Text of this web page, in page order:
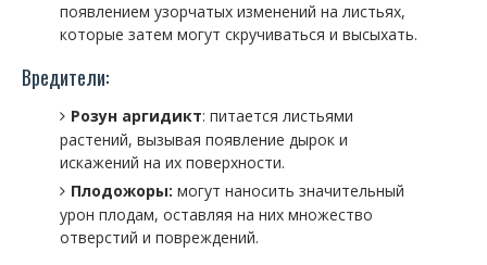
появлением узорчатых изменений на листьях,
которые затем могут скручиваться и высыхать.
Вредители:
Розун аргидикт: питается листьями
растений, вызывая появление дырок и
искажений на их поверхности.
Плодожоры: могут наносить значительный
урон плодам, оставляя на них множество
отверстий и повреждений.